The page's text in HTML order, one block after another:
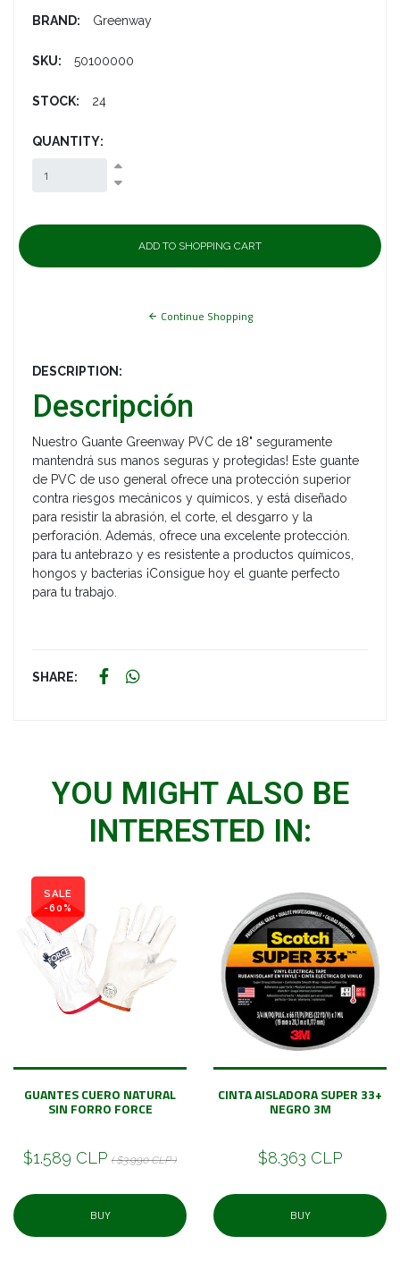
BRAND: Greenway
SKU: 50100000
STOCK: 24
QUANTITY:
Continue Shopping
DESCRIPTION:
Descripción
Nuestro Guante Greenway PVC de 18" seguramente
mantendrá sus manos seguras y protegidas! Este guante
de PVC de uso general ofrece una protección superior
contra riesgos mecánicos y químicos, y está diseñado
para resistir la abrasión, el corte, el desgarro y la
perforación. Además, ofrece una excelente protección.
para tu antebrazo y es resistente a productos químicos,
hongos y bacterias ¡Consigue hoy el guante perfecto
para tu trabajo.
SHARE:
YOU MIGHT ALSO BE
INTERESTED IN:
SALE
-60%
GUANTES CUERO NATURAL
SIN FORRO FORCE
$1.589 CLP ( $3.990 CLP )
BUY
CINTA AISLADORA SUPER 33+
NEGRO 3M
$8.363 CLP
BUY